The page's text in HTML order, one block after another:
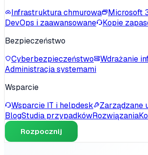
Infrastruktura chmurowa
Microsoft
DevOps i zaawansowane
Kopie
Bezpieczeństwo
Cyberbezpieczeństwo
Wdrażanie
Administracja systemami
Wsparcie
Wsparcie IT i helpdesk
Zarządzane
BlogStudia przypadkówRozwiązania
Rozpocznij